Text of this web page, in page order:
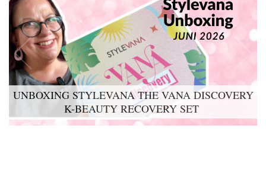
UNBOXING STYLEVANA THE VANA DISCOVERY
K-BEAUTY RECOVERY SET